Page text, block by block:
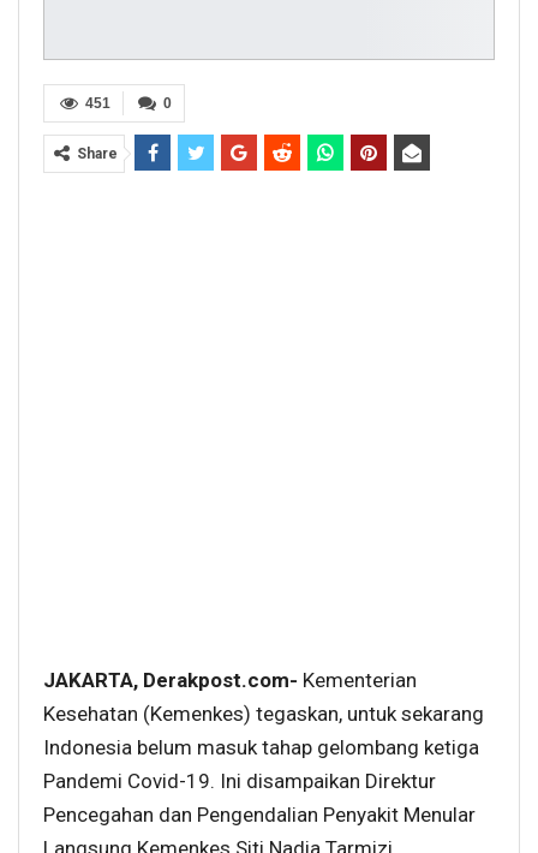
0
451
Share
JAKARTA, Derakpost.com- Kementerian
Kesehatan (Kemenkes) tegaskan, untuk sekarang
Indonesia belum masuk tahap gelombang ketiga
Pandemi Covid-19. Ini disampaikan Direktur
Pencegahan dan Pengendalian Penyakit Menular